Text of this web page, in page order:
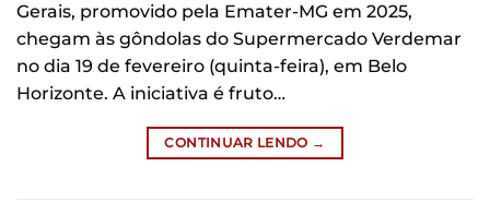
Gerais, promovido pela Emater-MG em 2025,
chegam às gôndolas do Supermercado Verdemar
no dia 19 de fevereiro (quinta-feira), em Belo
Horizonte. A iniciativa é fruto…
CONTINUAR LENDO →